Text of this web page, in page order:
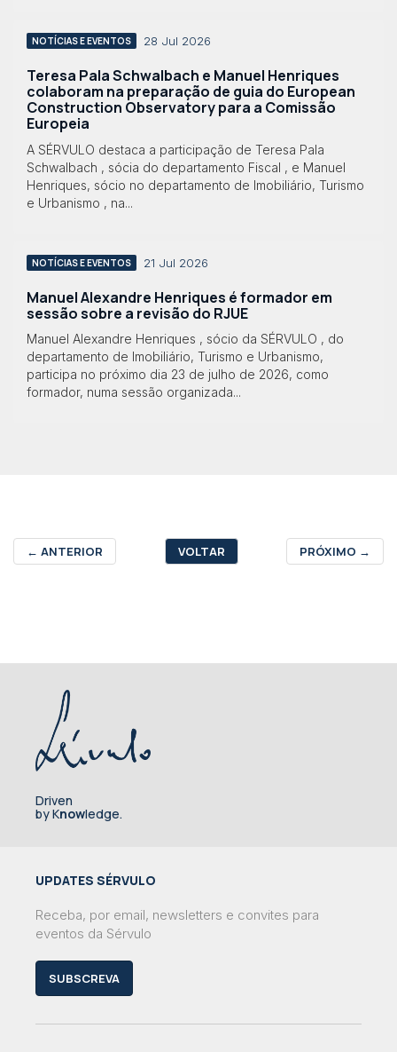
NOTÍCIAS E EVENTOS 28 Jul 2026
Teresa Pala Schwalbach e Manuel Henriques
colaboram na preparação de guia do European
Construction Observatory para a Comissão
Europeia
A SÉRVULO destaca a participação de Teresa Pala
Schwalbach , sócia do departamento Fiscal , e Manuel
Henriques, sócio no departamento de Imobiliário, Turismo
e Urbanismo , na...
NOTÍCIAS E EVENTOS 21 Jul 2026
Manuel Alexandre Henriques é formador em
sessão sobre a revisão do RJUE
Manuel Alexandre Henriques , sócio da SÉRVULO , do
departamento de Imobiliário, Turismo e Urbanismo,
participa no próximo dia 23 de julho de 2026, como
formador, numa sessão organizada...
← ANTERIOR VOLTAR PRÓXIMO →
Driven
by Knowledge.
UPDATES SÉRVULO
Receba, por email, newsletters e convites para
eventos da Sérvulo
SUBSCREVA